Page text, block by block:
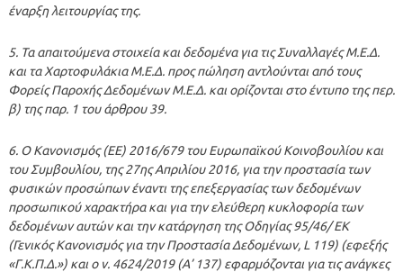
έναρξη λειτουργίας της.
5. Τα απαιτούμενα στοιχεία και δεδομένα για τις Συναλλαγές Μ.Ε.Δ.
και τα Χαρτοφυλάκια Μ.Ε.Δ. προς πώληση αντλούνται από τους
Φορείς Παροχής Δεδομένων Μ.Ε.Δ. και ορίζονται στο έντυπο της περ.
β) της παρ. 1 του άρθρου 39.
6. Ο Κανονισμός (ΕΕ) 2016/679 του Ευρωπαϊκού Κοινοβουλίου και
του Συμβουλίου, της 27ης Απριλίου 2016, για την προστασία των
φυσικών προσώπων έναντι της επεξεργασίας των δεδομένων
προσωπικού χαρακτήρα και για την ελεύθερη κυκλοφορία των
δεδομένων αυτών και την κατάργηση της Οδηγίας 95/46/ ΕΚ
(Γενικός Κανονισμός για την Προστασία Δεδομένων, L 119) (εφεξής
«Γ.Κ.Π.Δ.») και ο ν. 4624/2019 (Α’ 137) εφαρμόζονται για τις ανάγκες